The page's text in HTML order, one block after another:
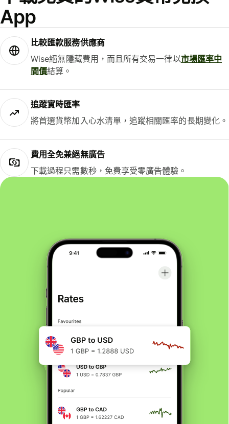
App
比較匯款服務供應商
Wise絕無隱藏費用，而且所有交易一律以市場匯率中
間價結算。
追蹤實時匯率
將首選貨幣加入心水清單，追蹤相關匯率的長期變化。
費用全免兼絕無廣告
下載過程只需數秒，免費享受零廣告體驗。